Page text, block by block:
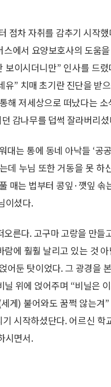
점차 자취를 감추기 시작
에서 요양보호사의 도움
보이시더니만” 인사를 드
유” 치매 초기란 진단을 받
해 저세상으로 떠났다는
감나무를 덥썩 잘라버리
대는 통에 동네 아낙들 ‘공
데 누님 또한 거동을 못
매는 법부터 콩잎·깻잎
이셨다.
른다. 고구마 고랑을 만
에 훨훨 날리고 있는 것
어둔 탓이었다. 그 광경을
위에 얹어주며 “비닐은
게) 불어와도 꿈쩍 않는겨
기 시작하셨단다. 어르신
시면서.